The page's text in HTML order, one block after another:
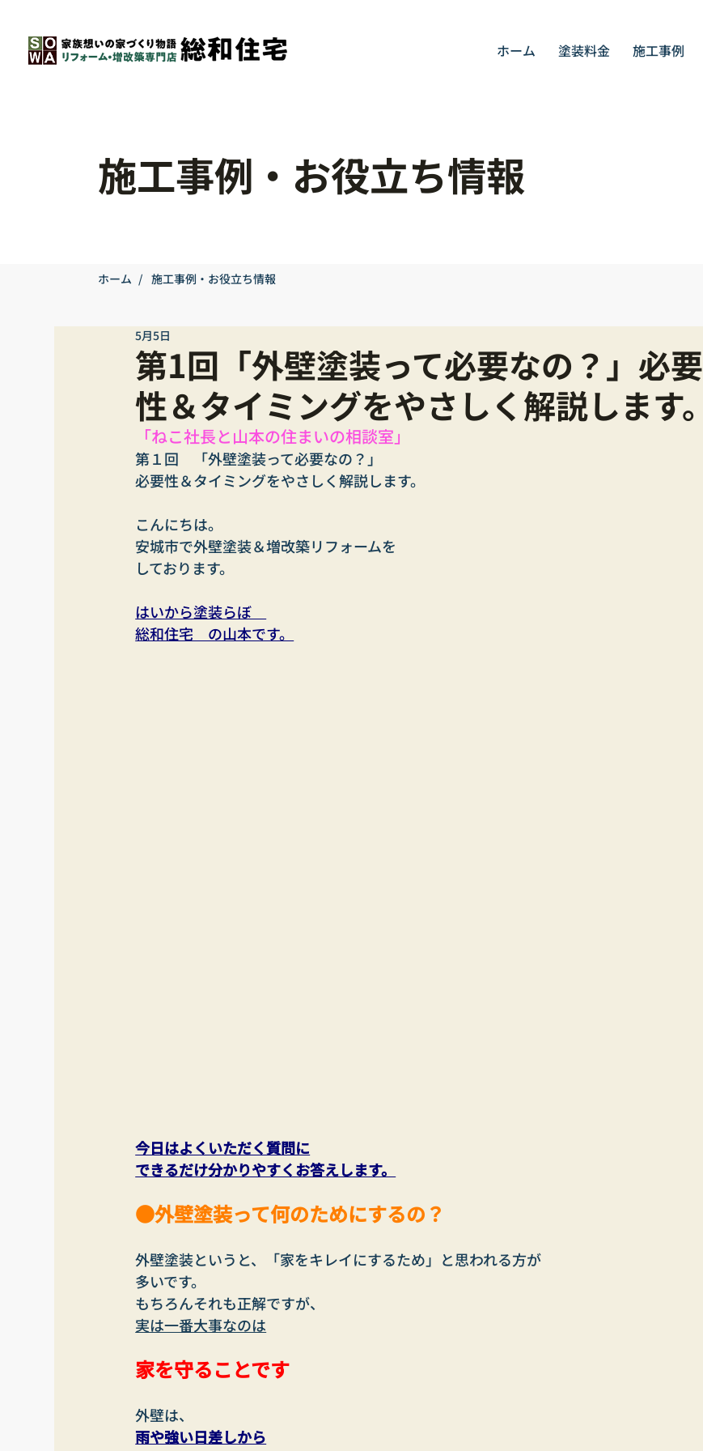
ホーム 塗装料金 施工事例
施工事例・お役立ち情報
第1回「外壁塗装って必要なの？」必要
性＆タイミングをやさしく解説します。
5月5日
「ねこ社長と山本の住まいの相談室」
第１回　「外壁塗装って必要なの？」
必要性＆タイミングをやさしく解説します。
こんにちは。
安城市で外壁塗装＆増改築リフォームを
しております。
はいから塗装らぼ
総和住宅　の山本です。
今日はよくいただく質問に
できるだけ分かりやすくお答えします。
●外壁塗装って何のためにするの？
外壁塗装というと、「家をキレイにするため」と思われる方が
多いです。
もちろんそれも正解ですが、
実は一番大事なのは
家を守ることです
外壁は、
雨や強い日差しから
ホーム / 施工事例・お役立ち情報